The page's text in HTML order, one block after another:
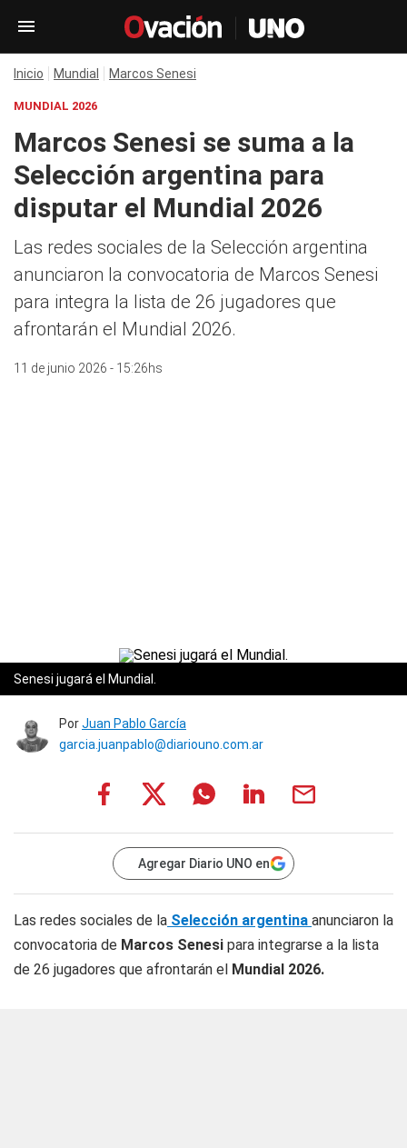
Inicio Mundial Marcos Senesi
MUNDIAL 2026
Marcos Senesi se suma a la
Selección argentina para
disputar el Mundial 2026
Las redes sociales de la Selección argentina
anunciaron la convocatoria de Marcos Senesi
para integra la lista de 26 jugadores que
afrontarán el Mundial 2026.
11 de junio 2026 - 15:26hs
Senesi jugará el Mundial.
PorJuan Pablo García
garcia.juanpablo@diariouno.com.ar
Agregar Diario UNO en
Las redes sociales de la Selección argentina anunciaron la
convocatoria de Marcos Senesi para integrarse a la lista
de 26 jugadores que afrontarán el Mundial 2026.